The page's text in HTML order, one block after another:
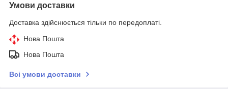
Умови доставки
Доставка здійснюється тільки по передоплаті.
Нова Пошта
Нова Пошта
Всі умови доставки